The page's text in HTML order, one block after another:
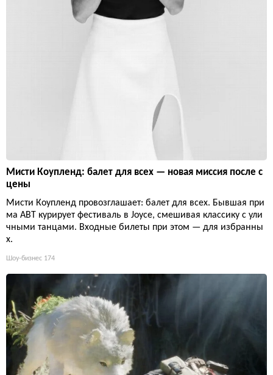
Мисти Коупленд: балет для всех — новая миссия после с
цены
Мисти Коупленд провозглашает: балет для всех. Бывшая при
ма ABT курирует фестиваль в Joyce, смешивая классику с ули
чными танцами. Входные билеты при этом — для избранны
х.
Шоу-бизнес 174